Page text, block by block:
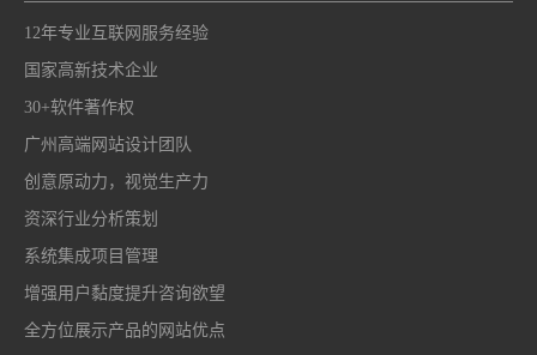
12年专业互联网服务经验
国家高新技术企业
30+软件著作权
广州高端网站设计团队
创意原动力，视觉生产力
资深行业分析策划
系统集成项目管理
增强用户黏度提升咨询欲望
全方位展示产品的网站优点